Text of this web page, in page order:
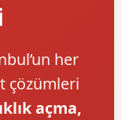
her
çözümleri
açma,